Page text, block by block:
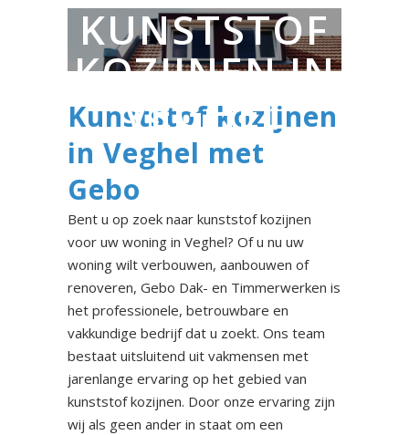
KUNSTSTOF
KOZIJNEN IN
VEGHEL
Kunststof kozijnen
in Veghel met
Gebo
Bent u op zoek naar kunststof kozijnen
voor uw woning in Veghel? Of u nu uw
woning wilt verbouwen, aanbouwen of
renoveren, Gebo Dak- en Timmerwerken is
het professionele, betrouwbare en
vakkundige bedrijf dat u zoekt. Ons team
bestaat uitsluitend uit vakmensen met
jarenlange ervaring op het gebied van
kunststof kozijnen. Door onze ervaring zijn
wij als geen ander in staat om een